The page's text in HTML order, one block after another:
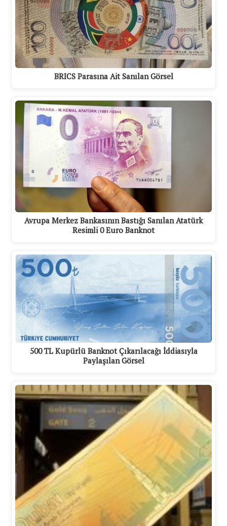
BRICS Parasına Ait Sanılan Görsel
Avrupa Merkez Bankasının Bastığı Sanılan Atatürk
Resimli 0 Euro Banknot
500 TL Kupürlü Banknot Çıkarılacağı İddiasıyla
Paylaşılan Görsel